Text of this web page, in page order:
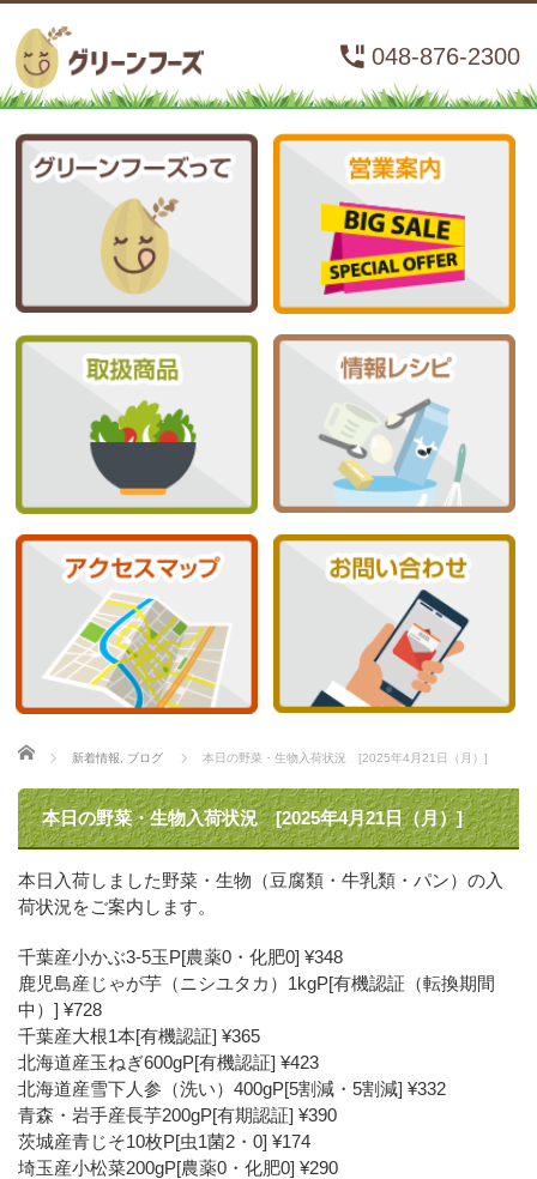
048-876-2300
ホーム
新着情報 ブログ 本日の野菜・生物入荷状況 [2025年4月21日（月）]
本日の野菜・生物入荷状況 [2025年4月21日（月）]
本日入荷しました野菜・生物（豆腐類・牛乳類・パン）の入
荷状況をご案内します。
千葉産小かぶ3-5玉P[農薬0・化肥0] ¥348
鹿児島産じゃが芋（ニシユタカ）1kgP[有機認証（転換期間
中）] ¥728
千葉産大根1本[有機認証] ¥365
北海道産玉ねぎ600gP[有機認証] ¥423
北海道産雪下人参（洗い）400gP[5割減・5割減] ¥332
青森・岩手産長芋200gP[有期認証] ¥390
茨城産青じそ10枚P[虫1菌2・0] ¥174
埼玉産小松菜200gP[農薬0・化肥0] ¥290